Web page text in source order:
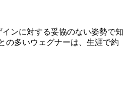
ンに対する妥協のない姿勢で知
の多いウェグナーは、生涯で約